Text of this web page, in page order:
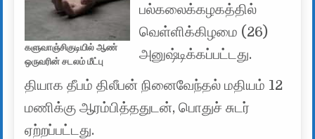
களுவாஞ்சிகுடியில் ஆண்
ஒருவரின் சடலம் மீட்பு
பல்கலைக்கழகத்தில்
வெள்ளிக்கிழமை (26)
அனுஷ்டிக்கப்பட்டது.
தியாக தீபம் திலீபன் நினைவேந்தல் மதியம் 12
மணிக்கு ஆரம்பித்ததுடன், பொதுச் சுடர்
ஏற்றப்பட்டது.